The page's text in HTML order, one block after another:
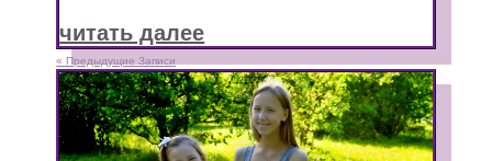
читать далее
« Предыдущие Записи